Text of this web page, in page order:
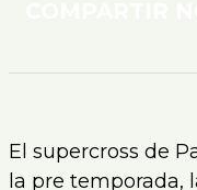
El supercross de
la pre temporada,